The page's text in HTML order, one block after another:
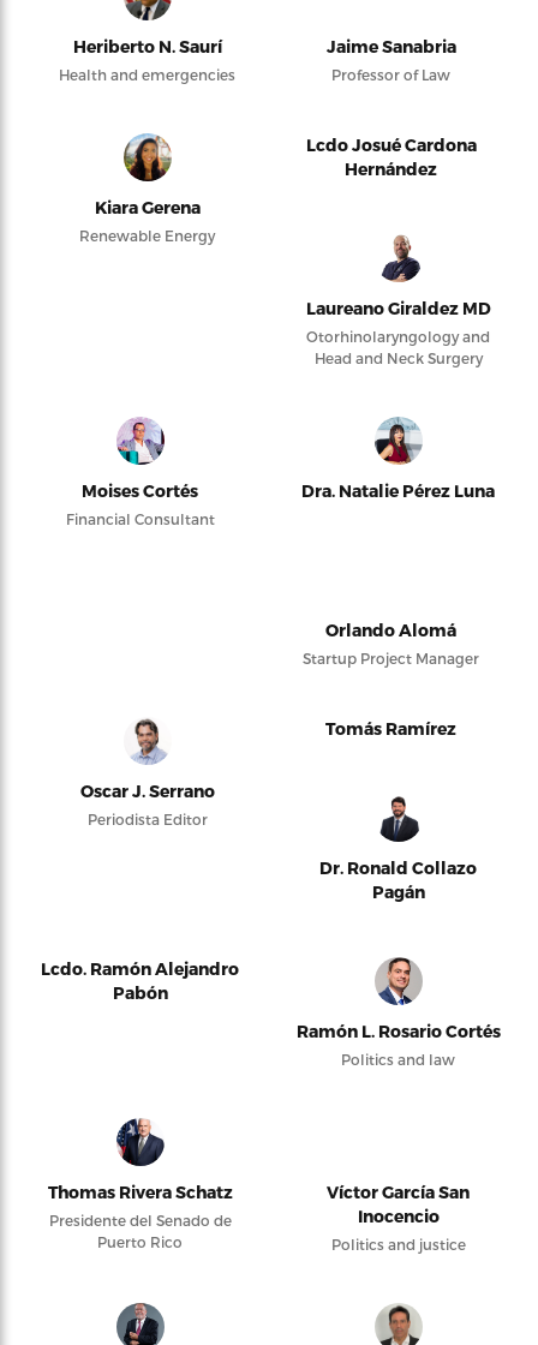
Heriberto N. Saurí
Health and emergencies
Jaime Sanabria
Professor of Law
Kiara Gerena
Renewable Energy
Lcdo Josué Cardona
Hernández
Laureano Giraldez MD
Otorhinolaryngology and
Head and Neck Surgery
Moises Cortés
Financial Consultant
Dra. Natalie Pérez Luna
Orlando Alomá
Startup Project Manager
Oscar J. Serrano
Periodista Editor
Tomás Ramírez
Dr. Ronald Collazo
Pagán
Lcdo. Ramón Alejandro
Pabón
Ramón L. Rosario Cortés
Politics and law
Thomas Rivera Schatz
Presidente del Senado de
Puerto Rico
Víctor García San
Inocencio
Politics and justice